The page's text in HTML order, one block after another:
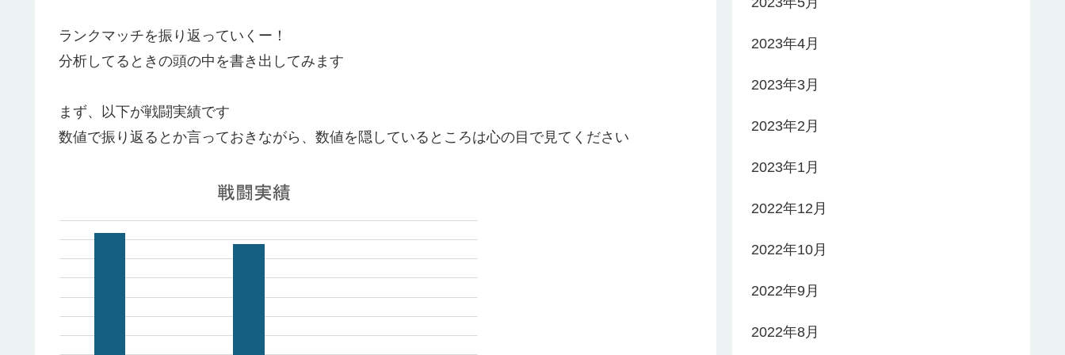
ランクマッチを振り返っていくー！
分析してるときの頭の中を書き出してみます
まず、以下が戦闘実績です
数値で振り返るとか言っておきながら、数値を隠しているところは心の目で見てください
2023年4月
2023年3月
2023年2月
2023年1月
2022年12月
2022年10月
2022年9月
2022年8月